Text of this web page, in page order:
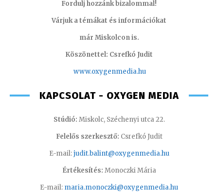
Fordulj hozzánk bizalommal!
Várjuk a témákat és információkat
már Miskolcon is.
Köszönettel: Csrefkó Judit
www.oxygenmedia.hu
KAPCSOLAT - OXYGEN MEDIA
Stúdió: Miskolc, Széchenyi utca 22.
Felelős szerkesztő: Csrefkó Judit
E-mail:judit.balint@oxygenmedia.hu
Értékesítés: Monoczki Mária
E-mail: maria.monoczki@oxygenmedia.hu